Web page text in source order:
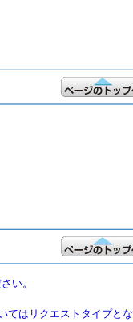
い。
てはリクエストタイプとな